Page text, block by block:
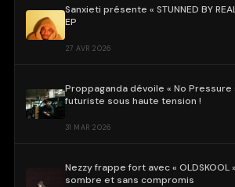
Sanxieti présente « STUNNED BY
EP
27 AVR 2026
Proppaganda dévoile « No Pressure
futuriste sous haute tension !
31 MAR 2026
Nezzy frappe fort avec « OLDSKOOL
sombre et sans compromis